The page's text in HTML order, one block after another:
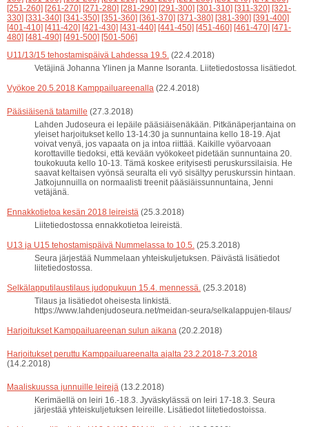
[251-260] [261-270] [271-280] [281-290] [291-300] [301-310] [311-320] [321-
330] [331-340] [341-350] [351-360] [361-370] [371-380] [381-390] [391-400]
[401-410] [411-420] [421-430] [431-440] [441-450] [451-460] [461-470] [471-
480] [481-490] [491-500] [501-506]
U11/13/15 tehostamispäivä Lahdessa 19.5. (22.4.2018)
Vetäjinä Johanna Ylinen ja Manne Isoranta. Liitetiedostossa lisätiedot.
Vyökoe 20.5.2018 Kamppailuareenalla (22.4.2018)
Pääsiäisenä tatamille (27.3.2018)
Lahden Judoseura ei lepäile pääsiäisenäkään. Pitkänäperjantaina on
yleiset harjoitukset kello 13-14:30 ja sunnuntaina kello 18-19. Ajat
voivat venyä, jos vapaata on ja intoa riittää. Kaikille vyöarvoaan
korottaville tiedoksi, että kevään vyökokeet pidetään sunnuntaina 20.
toukokuuta kello 10-13. Tämä koskee erityisesti peruskurssilaisia. He
saavat keltaisen vyönsä seuralta eli vyö sisältyy peruskurssin hintaan.
Jatkojunnuilla on normaalisti treenit pääsiäissunnuntaina, Jenni
vetäjänä.
Ennakkotietoa kesän 2018 leireistä (25.3.2018)
Liitetiedostossa ennakkotietoa leireistä.
U13 ja U15 tehostamispäivä Nummelassa to 10.5. (25.3.2018)
Seura järjestää Nummelaan yhteiskuljetuksen. Päivästä lisätiedot
liitetiedostossa.
Selkälapputilaustilaus judopukuun 15.4. mennessä. (25.3.2018)
Tilaus ja lisätiedot oheisesta linkistä.
https://www.lahdenjudoseura.net/meidan-seura/selkalappujen-tilaus/
Harjoitukset Kamppailuareenan sulun aikana (20.2.2018)
Harjoitukset peruttu Kamppailuareenalta ajalta 23.2.2018-7.3.2018
(14.2.2018)
Maaliskuussa junnuille leirejä (13.2.2018)
Kerimäellä on leiri 16.-18.3. Jyväskylässä on leiri 17-18.3. Seura
järjestää yhteiskuljetuksen leireille. Lisätiedot liitetiedostoissa.